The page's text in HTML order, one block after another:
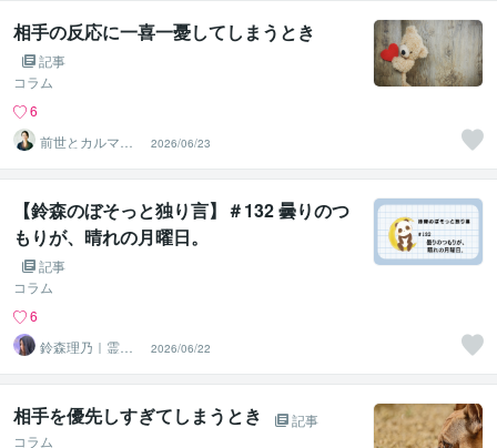
相手の反応に一喜一憂してしまうとき
記事
コラム
6
前世とカルマの
翻訳者 Haku
2026/06/23
【鈴森のぼそっと独り言】＃132 曇りのつ
もりが、晴れの月曜日。
記事
コラム
6
鈴森理乃｜霊感
タロット×心理学
2026/06/22
相手を優先しすぎてしまうとき
記事
コラム